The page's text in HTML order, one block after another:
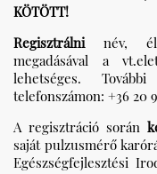
KÖTÖTT!
Regisztrálni név,
megadásával a
lehetséges.
telefonszámon: +36 20
A regisztráció során
saját pulzusmérő
Egészségfejlesztési